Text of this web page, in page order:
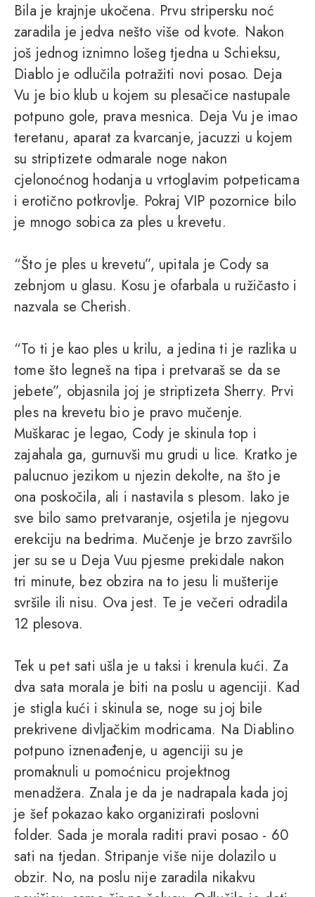
Bila je krajnje ukočena. Prvu stripersku noć
zaradila je jedva nešto više od kvote. Nakon
još jednog iznimno lošeg tjedna u Schieksu,
Diablo je odlučila potražiti novi posao. Deja
Vu je bio klub u kojem su plesačice nastupale
potpuno gole, prava mesnica. Deja Vu je imao
teretanu, aparat za kvarcanje, jacuzzi u kojem
su striptizete odmarale noge nakon
cjelonoćnog hodanja u vrtoglavim potpeticama
i erotično potkrovlje. Pokraj VIP pozornice bilo
je mnogo sobica za ples u krevetu.
“Što je ples u krevetu”, upitala je Cody sa
zebnjom u glasu. Kosu je ofarbala u ružičasto i
nazvala se Cherish.
“To ti je kao ples u krilu, a jedina ti je razlika u
tome što legneš na tipa i pretvaraš se da se
jebete”, objasnila joj je striptizeta Sherry. Prvi
ples na krevetu bio je pravo mučenje.
Muškarac je legao, Cody je skinula top i
zajahala ga, gurnuvši mu grudi u lice. Kratko je
palucnuo jezikom u njezin dekolte, na što je
ona poskočila, ali i nastavila s plesom. Iako je
sve bilo samo pretvaranje, osjetila je njegovu
erekciju na bedrima. Mučenje je brzo završilo
jer su se u Deja Vuu pjesme prekidale nakon
tri minute, bez obzira na to jesu li mušterije
svršile ili nisu. Ova jest. Te je večeri odradila
12 plesova.
Tek u pet sati ušla je u taksi i krenula kući. Za
dva sata morala je biti na poslu u agenciji. Kad
je stigla kući i skinula se, noge su joj bile
prekrivene divljačkim modricama. Na Diablino
potpuno iznenađenje, u agenciji su je
promaknuli u pomoćnicu projektnog
menadžera. Znala je da je nadrapala kada joj
je šef pokazao kako organizirati poslovni
folder. Sada je morala raditi pravi posao - 60
sati na tjedan. Stripanje više nije dolazilo u
obzir. No, na poslu nije zaradila nikakvu